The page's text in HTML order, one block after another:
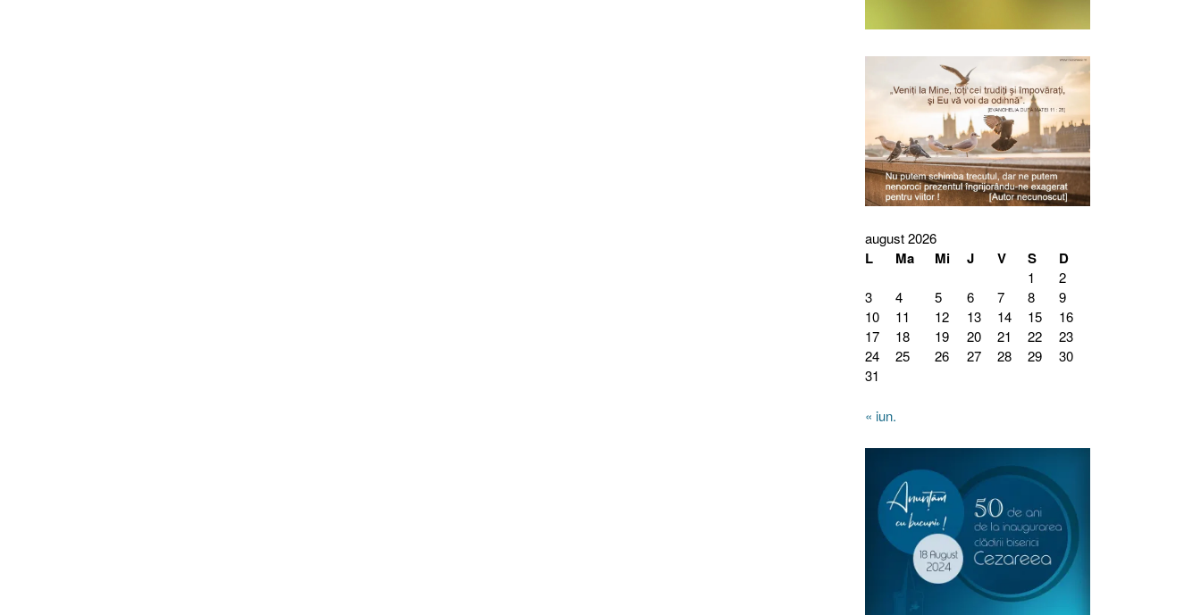
august 2026
L Ma Mi J V S D
1
2
3
4 5 6 7 8
9
10
11 12 13 14 15
16
17
18 19 20 21 22
23
24
25 26 27 28 29
30
31
« iun.